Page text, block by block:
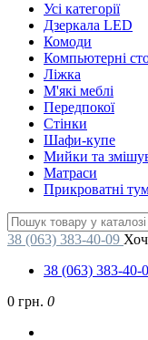
Усі категорії
Дзеркала LED
Комоди
Компьютерні
Ліжка
М'які меблі
Передпокої
Стінки
Шафи-купе
Мийки та
Матраси
Прикроватні
38 (063) 383-40-09
38 (063) 383-40-
0 грн. 0